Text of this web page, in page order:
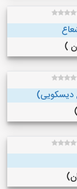
دیسکویی)